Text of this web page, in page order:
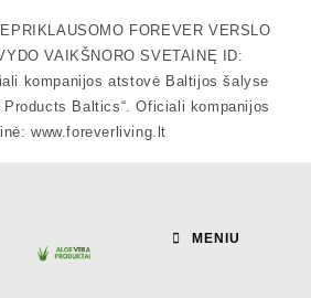
FOREVER VERSLO
VAIKŠNORO SVETAINĘ ID:
kompanijos atstovė Baltijos šalyse
Products Baltics“. Oficiali kompanijos
www.foreverliving.lt
MENIU